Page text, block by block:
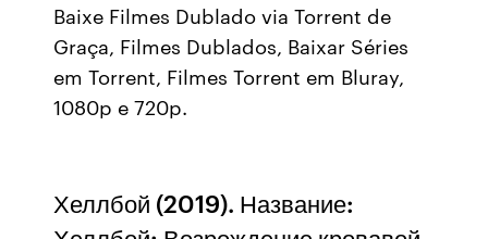
Baixe Filmes Dublado via Torrent de
Graça, Filmes Dublados, Baixar Séries
em Torrent, Filmes Torrent em Bluray,
1080p e 720p.
Хеллбой (2019). Название: